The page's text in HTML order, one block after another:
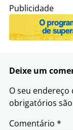
Publicidade
Deixe um
O seu
obrigatórios
Comentário *